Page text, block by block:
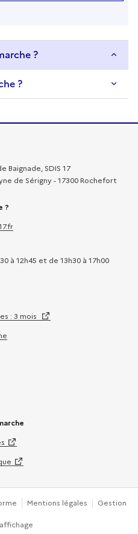
?
?
la démarche
Baignade, SDIS 17
de Sérigny - 17300 Rochefort
?
à 12h45 et de 13h30 à 17h00
: 3 mois
Mentions légales Gestion